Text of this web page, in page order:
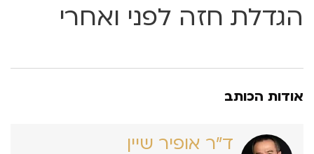
הגדלת חזה לפני ואחרי
אודות הכותב
ד״ר אופיר שיין